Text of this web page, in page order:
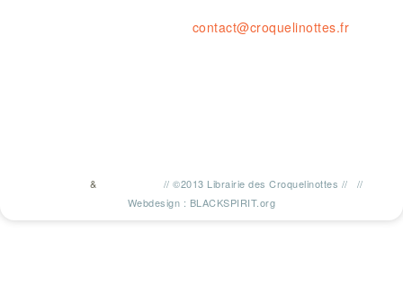
contact@croquelinottes.fr
& //©2013 Librairie des Croquelinottes //
//
Webdesign : BLACKSPIRIT.org